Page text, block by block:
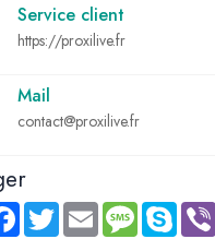
Service client
https://proxilive.fr
Mail
contact@proxilive.fr
FacebookTwitter Email MessageSkype